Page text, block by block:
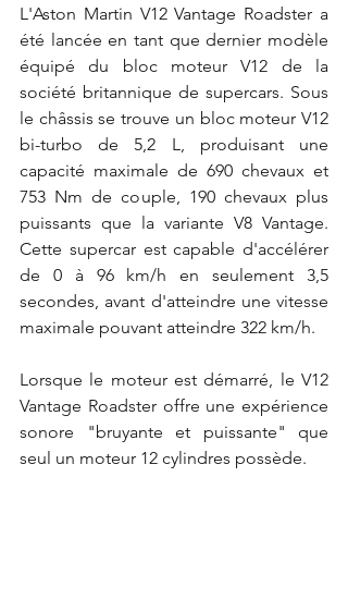
L'Aston Martin V12 Vantage Roadster a
été lancée en tant que dernier modèle
équipé du bloc moteur V12 de la
société britannique de supercars. Sous
le châssis se trouve un bloc moteur V12
bi-turbo de 5,2 L, produisant une
capacité maximale de 690 chevaux et
753 Nm de couple, 190 chevaux plus
puissants que la variante V8 Vantage.
Cette supercar est capable d'accélérer
de 0 à 96 km/h en seulement 3,5
secondes, avant d'atteindre une vitesse
maximale pouvant atteindre 322 km/h.
Lorsque le moteur est démarré, le V12
Vantage Roadster offre une expérience
sonore "bruyante et puissante" que
seul un moteur 12 cylindres possède.